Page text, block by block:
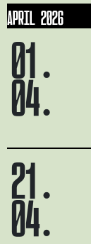
APRIL 2026
01.
04.
21.
04.